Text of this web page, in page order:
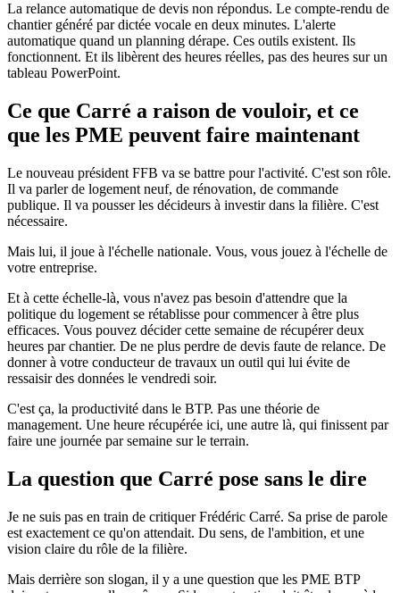
La relance automatique de devis non répondus. Le compte-rendu de
chantier généré par dictée vocale en deux minutes. L'alerte
automatique quand un planning dérape. Ces outils existent. Ils
fonctionnent. Et ils libèrent des heures réelles, pas des heures sur un
tableau PowerPoint.
Ce que Carré a raison de vouloir, et ce
que les PME peuvent faire maintenant
Le nouveau président FFB va se battre pour l'activité. C'est son rôle.
Il va parler de logement neuf, de rénovation, de commande
publique. Il va pousser les décideurs à investir dans la filière. C'est
nécessaire.
Mais lui, il joue à l'échelle nationale. Vous, vous jouez à l'échelle de
votre entreprise.
Et à cette échelle-là, vous n'avez pas besoin d'attendre que la
politique du logement se rétablisse pour commencer à être plus
efficaces. Vous pouvez décider cette semaine de récupérer deux
heures par chantier. De ne plus perdre de devis faute de relance. De
donner à votre conducteur de travaux un outil qui lui évite de
ressaisir des données le vendredi soir.
C'est ça, la productivité dans le BTP. Pas une théorie de
management. Une heure récupérée ici, une autre là, qui finissent par
faire une journée par semaine sur le terrain.
La question que Carré pose sans le dire
Je ne suis pas en train de critiquer Frédéric Carré. Sa prise de parole
est exactement ce qu'on attendait. Du sens, de l'ambition, et une
vision claire du rôle de la filière.
Mais derrière son slogan, il y a une question que les PME BTP